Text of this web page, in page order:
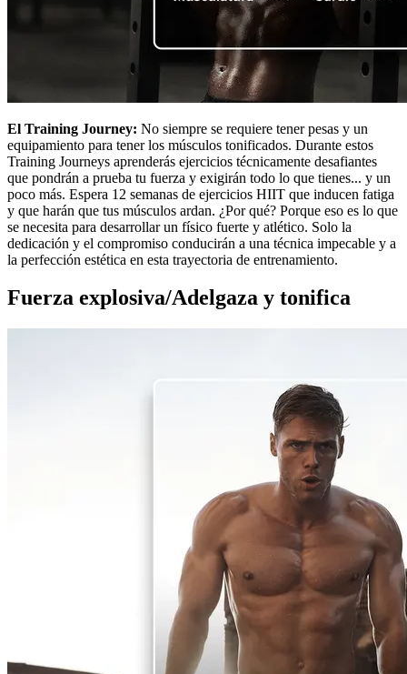
El Training Journey: No siempre se requiere tener pesas y un
equipamiento para tener los músculos tonificados. Durante estos
Training Journeys aprenderás ejercicios técnicamente desafiantes
que pondrán a prueba tu fuerza y exigirán todo lo que tienes... y un
poco más. Espera 12 semanas de ejercicios HIIT que inducen fatiga
y que harán que tus músculos ardan. ¿Por qué? Porque eso es lo que
se necesita para desarrollar un físico fuerte y atlético. Solo la
dedicación y el compromiso conducirán a una técnica impecable y a
la perfección estética en esta trayectoria de entrenamiento.
Fuerza explosiva/Adelgaza y tonifica